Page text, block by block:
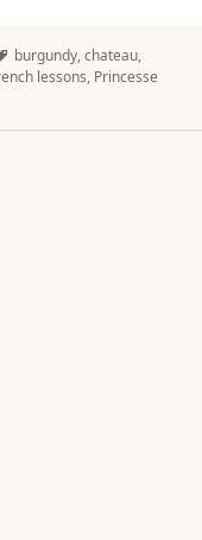
Tags
burgundy,chateau,
lessons, Princesse